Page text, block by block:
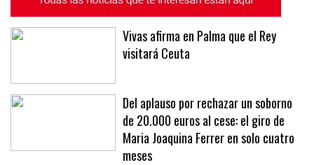
Vivas afirma en Palma que el Rey
visitará Ceuta
Del aplauso por rechazar un soborno
de 20.000 euros al cese: el giro de
Maria Joaquina Ferrer en solo cuatro
meses